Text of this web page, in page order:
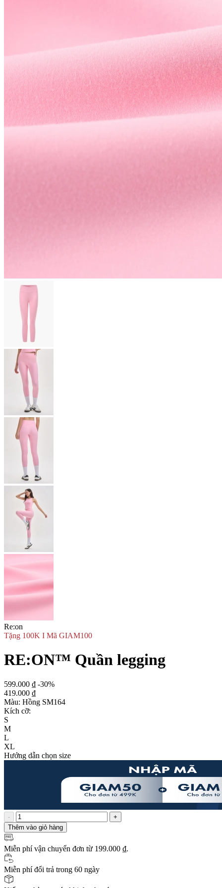
Re:on
Tặng 100K I Mã GIAM100
RE:ON™ Quần legging
599.000 ₫ -30%
419.000 ₫
Màu: Hồng SM164
Kích cỡ:
S
M
L
XL
Hướng dẫn chọn size
-
+
Thêm vào giỏ hàng
Miễn phí vận chuyển đơn từ 199.000 ₫.
Miễn phí đổi trả trong 60 ngày